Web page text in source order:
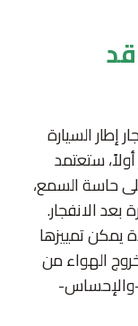
إطار السيارة
ستعتمد
حاسة السمع،
بعد الانفجار.
يمكن تمييزها
الهواء من
-والإحساس-